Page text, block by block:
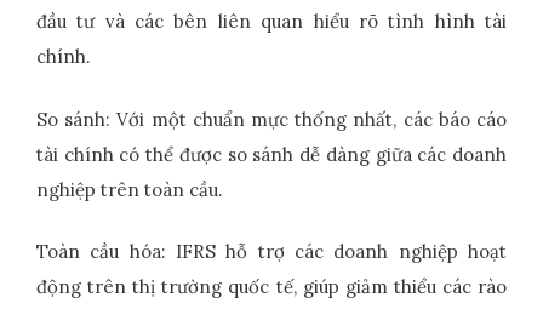
đầu tư và các bên liên quan hiểu rõ tình hình tài
chính.
So sánh: Với một chuẩn mực thống nhất, các báo cáo
tài chính có thể được so sánh dễ dàng giữa các doanh
nghiệp trên toàn cầu.
Toàn cầu hóa: IFRS hỗ trợ các doanh nghiệp hoạt
động trên thị trường quốc tế, giúp giảm thiểu các rào